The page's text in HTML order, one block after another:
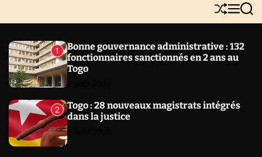
W
S
S
h
l
e
M
e
u
S
e
r
c
1
Bonne gouvernance administrative : 132
fonctionnaires sanctionnés en 2 ans au
Togo
2
Togo : 28 nouveaux magistrats intégrés
dans la justice